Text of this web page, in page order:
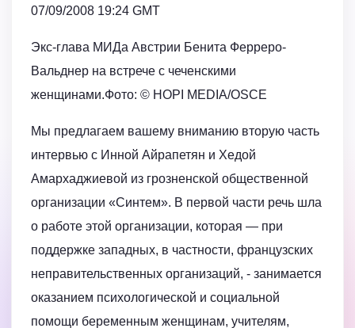
07/09/2008 19:24 GMT
Экс-глава МИДа Австрии Бенита Ферреро-
Вальднер на встрече с чеченскими
женщинами.Фото: © HOPI MEDIA/OSCE
Мы предлагаем вашему вниманию вторую часть
интервью с Инной Айрапетян и Хедой
Амархаджиевой из грозненской общественной
организации «Синтем». В первой части речь шла
о работе этой организации, которая — при
поддержке западных, в частности, французских
неправительственных организаций, - занимается
оказанием психологической и социальной
помощи беременным женщинам, учителям,